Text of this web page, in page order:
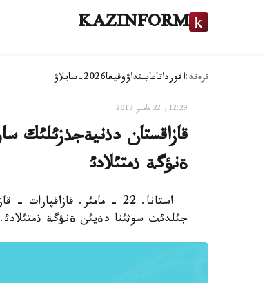
KAZINFORM
ترەند:اقورداتاعايىنداۋوقيعا2026-سايلاۋ
12:29, 22 مامىر 2013
ةنؤگة ذمتئلادئ
جئلدئث سوثئنا دةيئن ةنؤگة ذمتئلادئ.